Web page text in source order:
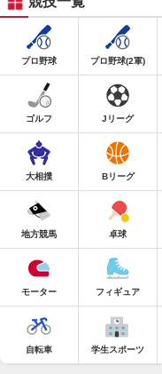
プロ野球 プロ野球(2軍)
ゴルフ Jリーグ
大相撲 Bリーグ
地方競馬 卓球
モーター フィギュア
自転車 学生スポーツ